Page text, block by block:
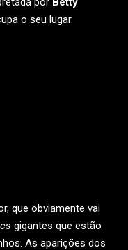
o seu lugar.
que obviamente vai
gigantes que estão
As aparições dos